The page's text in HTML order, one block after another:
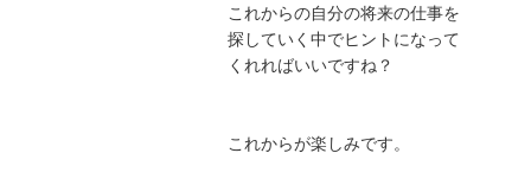
これからの自分の将来の仕事を
探していく中でヒントになって
くれればいいですね？
これからが楽しみです。